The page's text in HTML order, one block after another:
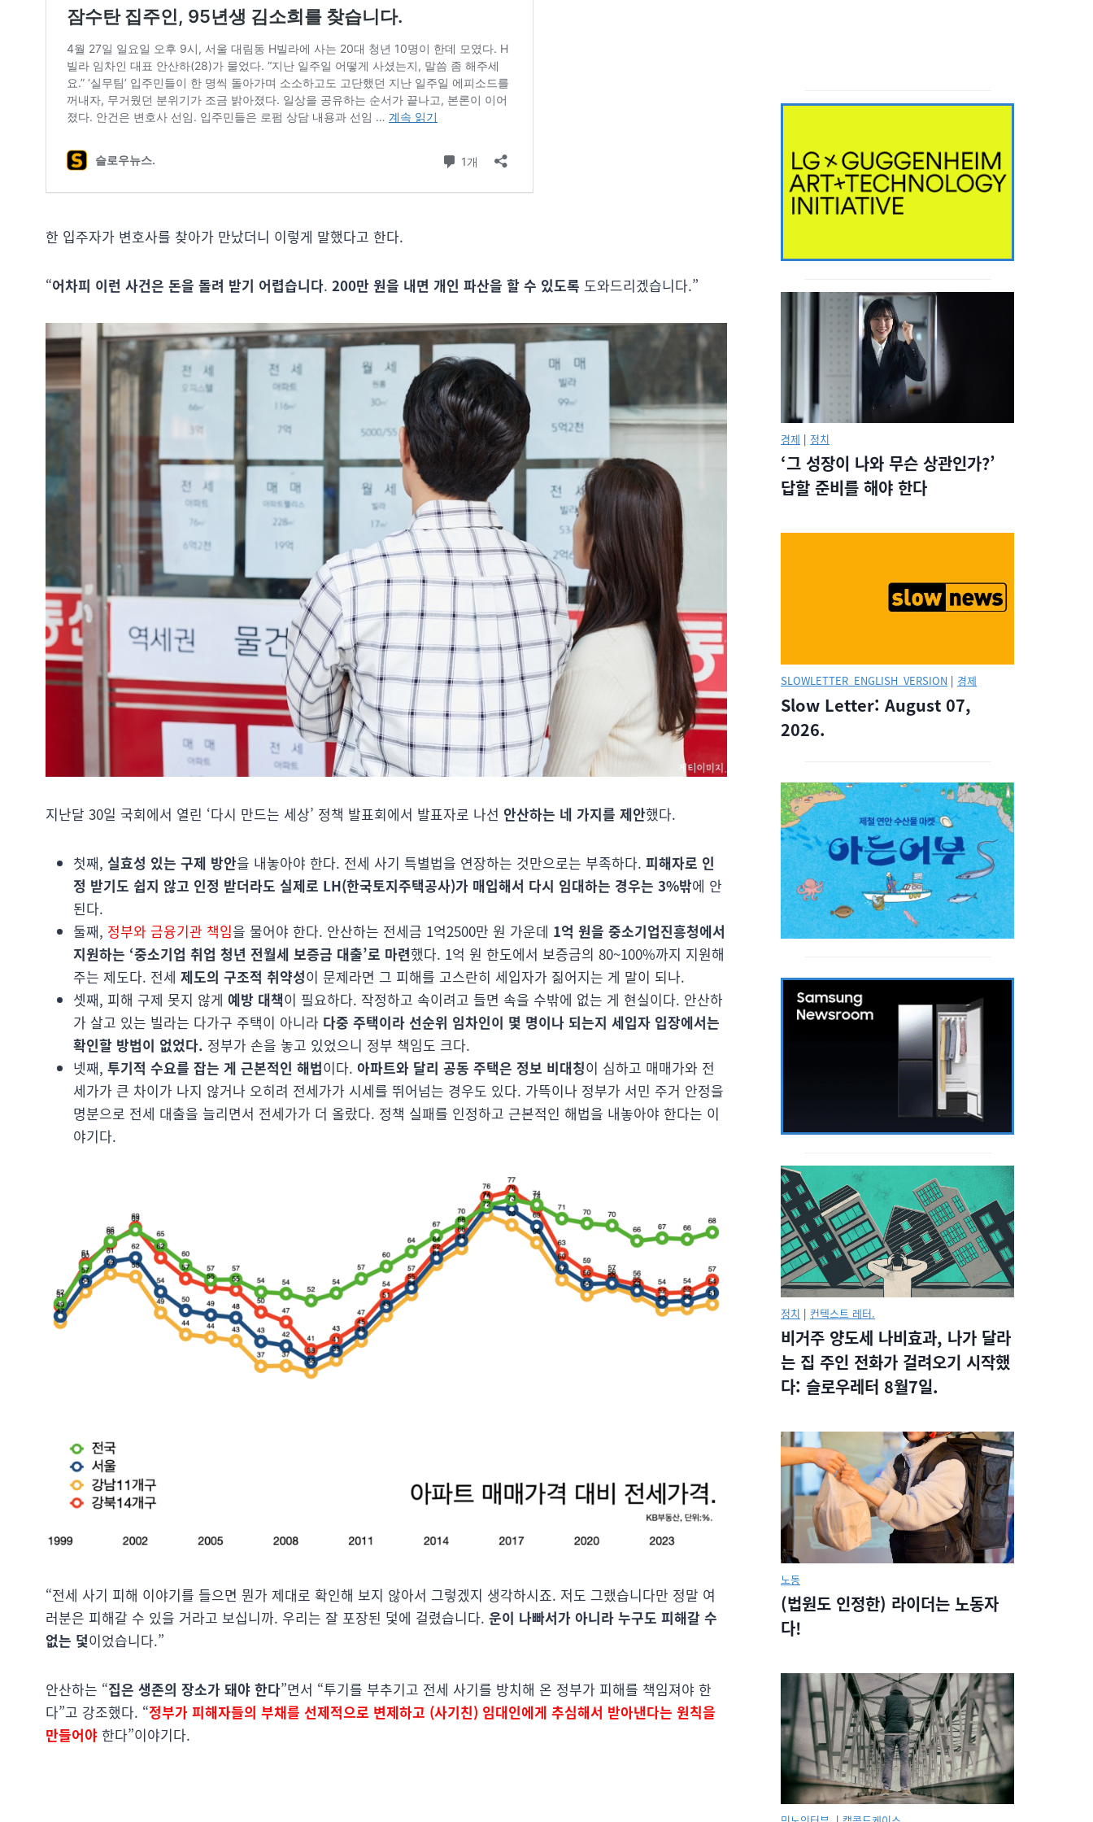
한 입주자가 변호사를 찾아가 만났더니 이렇게 말했다고 한다.
“어차피 이런 사건은 돈을 돌려 받기 어렵습니다. 200만 원을 내면 개인 파산을 할 수 있도록 도와드리겠습니다.”
지난달 30일 국회에서 열린 ‘다시 만드는 세상’ 정책 발표회에서 발표자로 나선 안산하는 네 가지를 제안했다.
첫째, 실효성 있는 구제 방안을 내놓아야 한다. 전세 사기 특별법을 연장하는 것만으로는 부족하다. 피해자로 인
정 받기도 쉽지 않고 인정 받더라도 실제로 LH(한국토지주택공사)가 매입해서 다시 임대하는 경우는 3%밖에 안
된다.
둘째, 정부와 금융기관 책임을 물어야 한다. 안산하는 전세금 1억2500만 원 가운데 1억 원을 중소기업진흥청에서
지원하는 ‘중소기업 취업 청년 전월세 보증금 대출’로 마련했다. 1억 원 한도에서 보증금의 80~100%까지 지원해
주는 제도다. 전세 제도의 구조적 취약성이 문제라면 그 피해를 고스란히 세입자가 짊어지는 게 말이 되나.
셋째, 피해 구제 못지 않게 예방 대책이 필요하다. 작정하고 속이려고 들면 속을 수밖에 없는 게 현실이다. 안산하
가 살고 있는 빌라는 다가구 주택이 아니라 다중 주택이라 선순위 임차인이 몇 명이나 되는지 세입자 입장에서는
확인할 방법이 없었다. 정부가 손을 놓고 있었으니 정부 책임도 크다.
넷째, 투기적 수요를 잡는 게 근본적인 해법이다. 아파트와 달리 공동 주택은 정보 비대칭이 심하고 매매가와 전
세가가 큰 차이가 나지 않거나 오히려 전세가가 시세를 뛰어넘는 경우도 있다. 가뜩이나 정부가 서민 주거 안정을
명분으로 전세 대출을 늘리면서 전세가가 더 올랐다. 정책 실패를 인정하고 근본적인 해법을 내놓아야 한다는 이
야기다.
“전세 사기 피해 이야기를 들으면 뭔가 제대로 확인해 보지 않아서 그렇겠지 생각하시죠. 저도 그랬습니다만 정말 여
러분은 피해갈 수 있을 거라고 보십니까. 우리는 잘 포장된 덫에 걸렸습니다. 운이 나빠서가 아니라 누구도 피해갈 수
없는 덫이었습니다.”
안산하는 “집은 생존의 장소가 돼야 한다”면서 “투기를 부추기고 전세 사기를 방치해 온 정부가 피해를 책임져야 한
다”고 강조했다. “정부가 피해자들의 부채를 선제적으로 변제하고 (사기친) 임대인에게 추심해서 받아낸다는 원칙을
만들어야 한다”이야기다.
경제 | 정치
‘그 성장이 나와 무슨 상관인가?’
답할 준비를 해야 한다
SLOWLETTER_ENGLISH_VERSION | 경제
Slow Letter: August 07,
2026.
정치 | 컨텍스트 레터.
비거주 양도세 나비효과, 나가 달라
는 집 주인 전화가 걸려오기 시작했
다: 슬로우레터 8월7일.
노동
(법원도 인정한) 라이더는 노동자
다!